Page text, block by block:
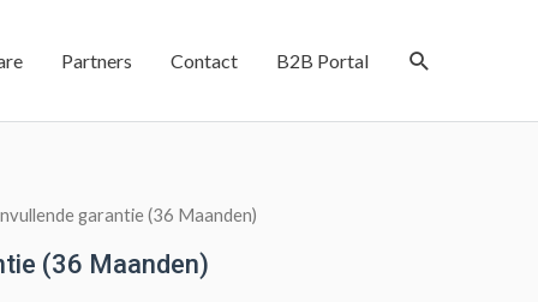
Partners Contact B2B Portal
garantie (36 Maanden)
(36 Maanden)